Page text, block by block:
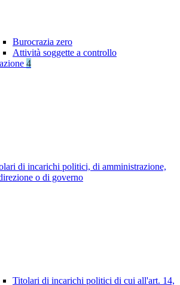
Burocrazia zero
Attività soggette a controllo
4
di incarichi politici, di amministrazione,
o di governo
Titolari di incarichi politici di cui all'art. 14,